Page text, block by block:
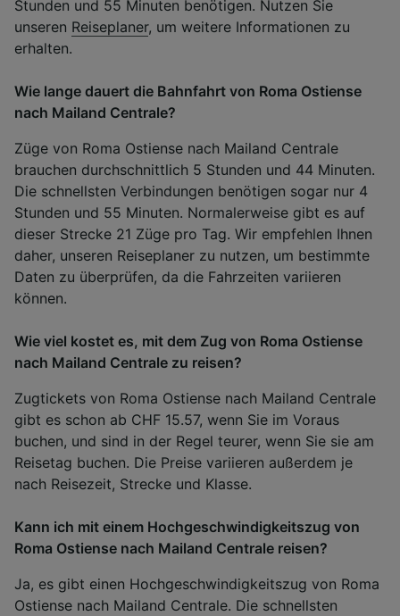
Stunden und 55 Minuten benötigen. Nutzen Sie
unseren Reiseplaner, um weitere Informationen zu
erhalten.
Wie lange dauert die Bahnfahrt von Roma Ostiense
nach Mailand Centrale?
Züge von Roma Ostiense nach Mailand Centrale
brauchen durchschnittlich 5 Stunden und 44 Minuten.
Die schnellsten Verbindungen benötigen sogar nur 4
Stunden und 55 Minuten. Normalerweise gibt es auf
dieser Strecke 21 Züge pro Tag. Wir empfehlen Ihnen
daher, unseren Reiseplaner zu nutzen, um bestimmte
Daten zu überprüfen, da die Fahrzeiten variieren
können.
Wie viel kostet es, mit dem Zug von Roma Ostiense
nach Mailand Centrale zu reisen?
Zugtickets von Roma Ostiense nach Mailand Centrale
gibt es schon ab CHF 15.57, wenn Sie im Voraus
buchen, und sind in der Regel teurer, wenn Sie sie am
Reisetag buchen. Die Preise variieren außerdem je
nach Reisezeit, Strecke und Klasse.
Kann ich mit einem Hochgeschwindigkeitszug von
Roma Ostiense nach Mailand Centrale reisen?
Ja, es gibt einen Hochgeschwindigkeitszug von Roma
Ostiense nach Mailand Centrale. Die schnellsten